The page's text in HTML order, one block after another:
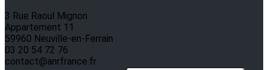
3 Rue Raoul Mignon
Appartement 11
59960 Neuville-en-Ferrain
03 20 54 72 76
contact@anrfrance.fr